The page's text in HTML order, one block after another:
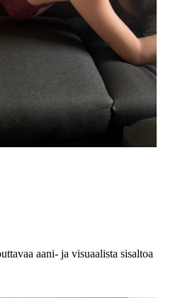
aani- ja visuaalista sisaltoa